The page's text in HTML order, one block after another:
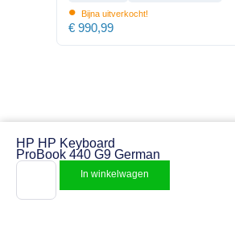
• Bijna uitverkocht!
€ 990,99
HP HP Keyboard
ProBook 440 G9 German
In winkelwagen